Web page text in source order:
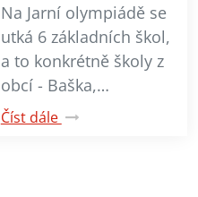
Na Jarní olympiádě se
utká 6 základních škol,
a to konkrétně školy z
obcí - Baška,…
Číst dále